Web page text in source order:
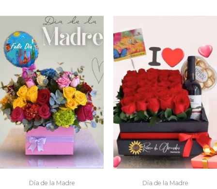
Día de la Madre Día de la Madre